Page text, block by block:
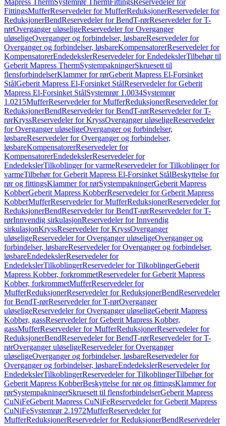
Mapress ThermSystemrør ThermFittingsReservedeler for
FittingsMufferReservedeler for MufferReduksjonerReservedeler for
ReduksjonerBendReservedeler for BendT-rørReservedeler for T-
rørOverganger uløseligeReservedeler for Overganger
uløseligeOverganger og forbindelser, løsbareReservedeler for
Overganger og forbindelser, løsbareKompensatorerReservedeler for
KompensatorerEndedekslerReservedeler for EndedekslerTilbehør til
Geberit Mapress ThermSystempakningerSkruesett til
flensforbindelserKlammer for rørGeberit Mapress El-Forsinket
StålGeberit Mapress El-Forsinket StålReservedeler for Geberit
Mapress El-Forsinket StålSystemrør 1.0034Systemrør
1.0215MufferReservedeler for MufferReduksjonerReservedeler for
ReduksjonerBendReservedeler for BendT-rørReservedeler for T-
rørKryssReservedeler for KryssOverganger uløseligeReservedeler
for Overganger uløseligeOverganger og forbindelser,
løsbareReservedeler for Overganger og forbindelser,
løsbareKompensatorerReservedeler for
KompensatorerEndedekslerReservedeler for
EndedekslerTilkoblinger for varmeReservedeler for Tilkoblinger for
varmeTilbehør for Geberit Mapress El-Forsinket StålBeskyttelse for
rør og fittingsKlammer for rørSystempakningerGeberit Mapress
KobberGeberit Mapress KobberReservedeler for Geberit Mapress
KobberMufferReservedeler for MufferReduksjonerReservedeler for
ReduksjonerBendReservedeler for BendT-rørReservedeler for T-
rørInnvendig sirkulasjonReservedeler for Innvendig
sirkulasjonKryssReservedeler for KryssOverganger
uløseligeReservedeler for Overganger uløseligeOverganger og
forbindelser, løsbareReservedeler for Overganger og forbindelser,
løsbareEndedekslerReservedeler for
EndedekslerTilkoblingerReservedeler for TilkoblingerGeberit
Mapress Kobber, forkrommetReservedeler for Geberit Mapress
Kobber, forkrommetMufferReservedeler for
MufferReduksjonerReservedeler for ReduksjonerBendReservedeler
for BendT-rørReservedeler for T-rørOverganger
uløseligeReservedeler for Overganger uløseligeGeberit Mapress
Kobber, gassReservedeler for Geberit Mapress Kobber,
gassMufferReservedeler for MufferReduksjonerReservedeler for
ReduksjonerBendReservedeler for BendT-rørReservedeler for T-
rørOverganger uløseligeReservedeler for Overganger
uløseligeOverganger og forbindelser, løsbareReservedeler for
Overganger og forbindelser, løsbareEndedekslerReservedeler for
EndedekslerTilkoblingerReservedeler for TilkoblingerTilbehør for
Geberit Mapress KobberBeskyttelse for rør og fittingsKlammer for
rørSystempakningerSkruesett til flensforbindelserGeberit Mapress
CuNiFeGeberit Mapress CuNiFeReservedeler for Geberit Mapress
CuNiFeSystemrør 2.1972MufferReservedeler for
MufferReduksjonerReservedeler for ReduksjonerBendReservedeler